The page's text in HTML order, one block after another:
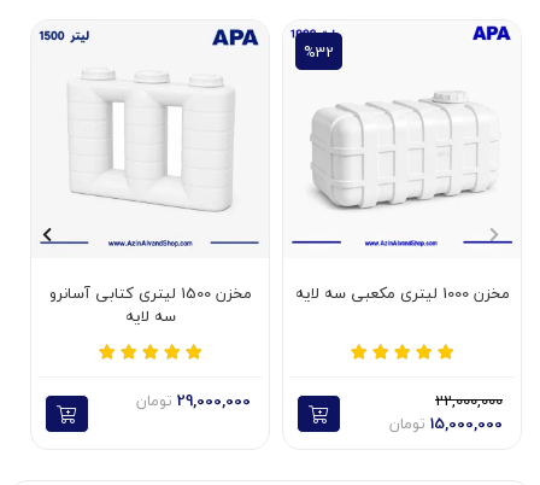
%32
مخزن 1000 لیتری مکعبی سه لایه
22,000,000
15,000,000 تومان
مخزن 1500 لیتری کتابی آسانرو
سه لایه
29,000,000 تومان